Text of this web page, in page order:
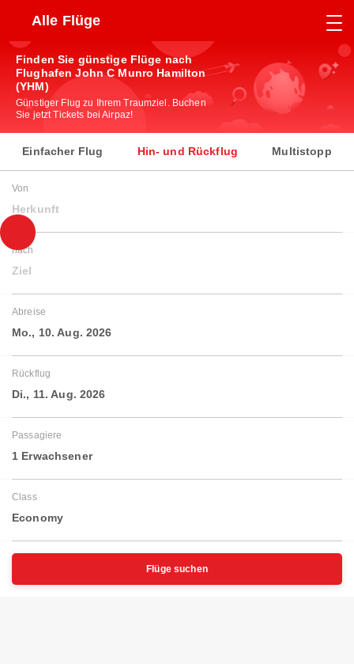
Alle Flüge
Finden Sie günstige Flüge nach
Flughafen John C Munro Hamilton
(YHM)
Günstiger Flug zu Ihrem Traumziel. Buchen
Sie jetzt Tickets bei Airpaz!
Einfacher Flug Hin- und Rückflug Multistopp
Von
Herkunft
nach
Ziel
Abreise
Mo., 10. Aug. 2026
Rückflug
Di., 11. Aug. 2026
Passagiere
1 Erwachsener
Class
Economy
Flüge suchen